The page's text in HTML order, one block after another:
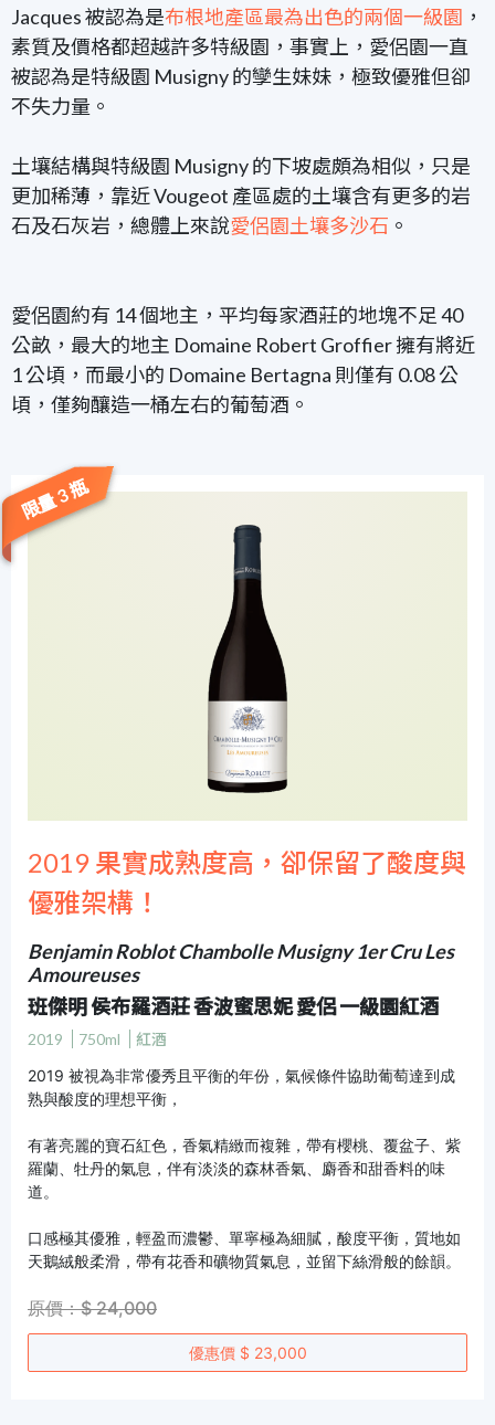
Jacques 被認為是布根地產區最為出色的兩個一級園 ，
素質及價格都超越許多特級園，事實上，愛侶園一直
被認為是特級園 Musigny 的孿生妹妹，極致優雅但卻
不失力量。
土壤結構與特級園 Musigny 的下坡處頗為相似，只是
更加稀薄，靠近 Vougeot 產區處的土壤含有更多的岩
石及石灰岩，總體上來說愛侶園土壤多沙石 。
愛侶園約有 14 個地主，平均每家酒莊的地塊不足 40
公畝，最大的地主 Domaine Robert Groffier 擁有將近
1 公頃，而最小的 Domaine Bertagna 則僅有 0.08 公
頃，僅夠釀造一桶左右的葡萄酒。
限量 3 瓶
2019 果實成熟度高，卻保留了酸度與
優雅架構！
Benjamin Roblot Chambolle Musigny 1er Cru Les
Amoureuses
班傑明 侯布羅酒莊 香波蜜思妮 愛侶 一級園紅酒
2019 750ml
紅酒
2019 被視為非常優秀且平衡的年份，氣候條件協助葡萄達到成
熟與酸度的理想平衡，
有著亮麗的寶石紅色，香氣精緻而複雜，帶有櫻桃、覆盆子、紫
羅蘭、牡丹的氣息，伴有淡淡的森林香氣、麝香和甜香料的味
道。
口感極其優雅，輕盈而濃鬱、單寧極為細膩，酸度平衡，質地如
天鵝絨般柔滑，帶有花香和礦物質氣息，並留下絲滑般的餘韻。
原價：$ 24,000
優惠價 $ 23,000